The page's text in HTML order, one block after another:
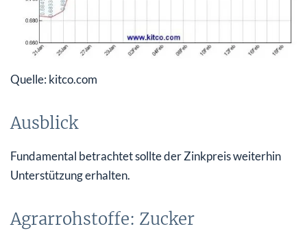
Quelle: kitco.com
Ausblick
Fundamental betrachtet sollte der Zinkpreis weiterhin
Unterstützung erhalten.
Agrarrohstoffe: Zucker